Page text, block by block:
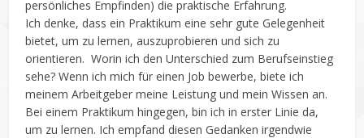
persönliches Empfinden) die praktische Erfahrung.
Ich denke, dass ein Praktikum eine sehr gute Gelegenheit
bietet, um zu lernen, auszuprobieren und sich zu
orientieren. Worin ich den Unterschied zum Berufseinstieg
sehe? Wenn ich mich für einen Job bewerbe, biete ich
meinem Arbeitgeber meine Leistung und mein Wissen an.
Bei einem Praktikum hingegen, bin ich in erster Linie da,
um zu lernen. Ich empfand diesen Gedanken irgendwie